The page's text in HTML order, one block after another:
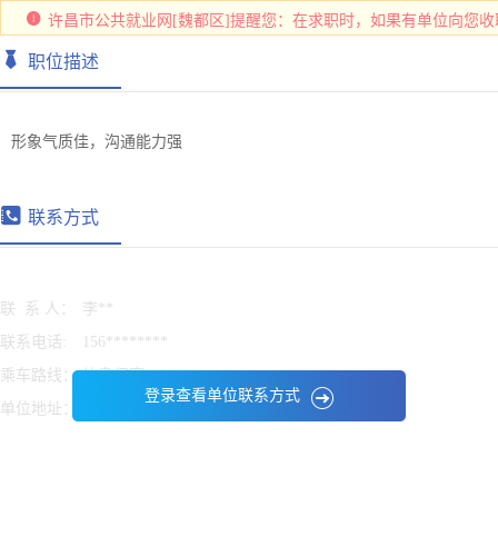
许昌市公共就业网[魏都区]提醒您：在求职时，如果有单位向您
职位描述
形象气质佳，沟通能力强
联系方式
登录查看单位联系方式
联 系 人：
李**
联系电话:
156********
乘车路线： 信息保密
单位地址：